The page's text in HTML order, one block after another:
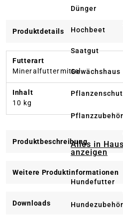
Dünger
Hochbeet
Saatgut
Gewächshaus
Pflanzzubehör
Alles in
anzeigen
Hundefutter
Hundezubehör
Produktdetails
Futterart
Mineralfuttermittel
Inhalt
10 kg
Produktbeschreibung
Weitere Produktinformationen
Downloads